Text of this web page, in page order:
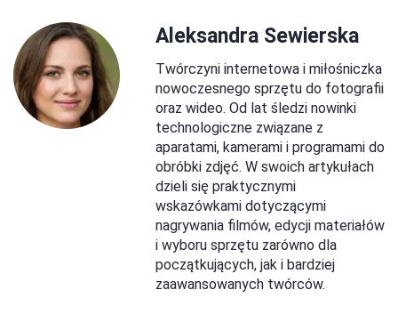
Aleksandra Sewierska
Twórczyni internetowa i miłośniczka
nowoczesnego sprzętu do fotografii
oraz wideo. Od lat śledzi nowinki
technologiczne związane z
aparatami, kamerami i programami do
obróbki zdjęć. W swoich artykułach
dzieli się praktycznymi
wskazówkami dotyczącymi
nagrywania filmów, edycji materiałów
i wyboru sprzętu zarówno dla
początkujących, jak i bardziej
zaawansowanych twórców.